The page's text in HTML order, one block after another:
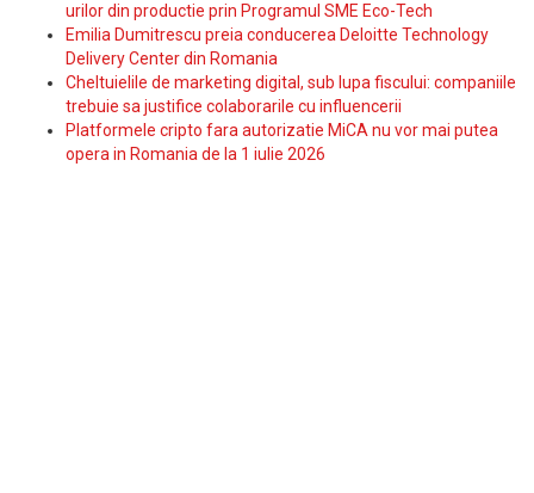
urilor din productie prin Programul SME Eco-Tech
Emilia Dumitrescu preia conducerea Deloitte Technology
Delivery Center din Romania
Cheltuielile de marketing digital, sub lupa fiscului: companiile
trebuie sa justifice colaborarile cu influencerii
Platformele cripto fara autorizatie MiCA nu vor mai putea
opera in Romania de la 1 iulie 2026